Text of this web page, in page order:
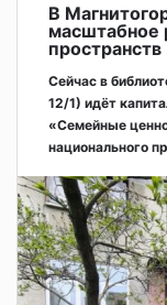
В
масштабное
пространств
Сейчас в
12/1) идёт
«Семейные
национального